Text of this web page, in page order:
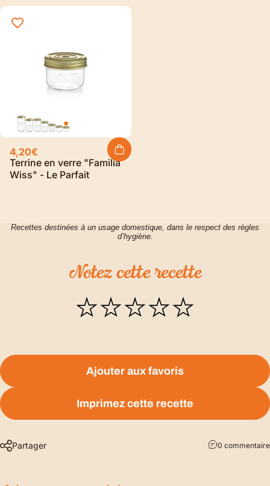
4,20€
Terrine en verre "Familia
Wiss" - Le Parfait
Recettes destinées à un usage domestique, dans le respect des règles
d’hygiène.
Notezcetterecette
Ajouter aux favoris
Imprimez cette recette
Partager 0 commentaire